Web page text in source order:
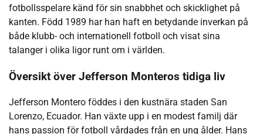
fotbollsspelare känd för sin snabbhet och skicklighet på
kanten. Född 1989 har han haft en betydande inverkan på
både klubb- och internationell fotboll och visat sina
talanger i olika ligor runt om i världen.
Översikt över Jefferson Monteros tidiga liv
Jefferson Montero föddes i den kustnära staden San
Lorenzo, Ecuador. Han växte upp i en modest familj där
hans passion för fotboll vårdades från en ung ålder. Hans